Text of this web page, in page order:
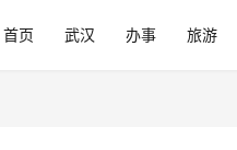
首页 武汉 办事 旅游